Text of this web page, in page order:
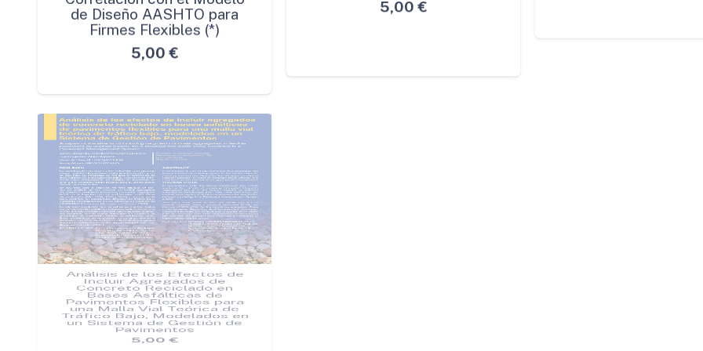
de Diseño AASHTO para
Firmes Flexibles (*)
5,00 €